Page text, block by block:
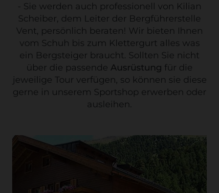
- Sie werden auch professionell von Kilian
Scheiber, dem Leiter der Bergführerstelle
Vent, persönlich beraten! Wir bieten Ihnen
vom Schuh bis zum Klettergurt alles was
ein Bergsteiger braucht. Sollten Sie nicht
über die passende Ausrüstung für die
jeweilige Tour verfügen, so können sie diese
gerne in unserem Sportshop erwerben oder
ausleihen.